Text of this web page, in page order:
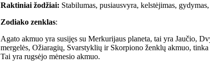
Raktiniai žodžiai: Stabilumas, pusiausvyra, kelstėjimas,
Zodiako zenklas:
Agato akmuo yra susijęs su Merkurijaus planeta, tai yra Jaučio,
mergelės, Ožiaragių, Svarstyklių ir Skorpiono ženklų akmuo,
Tai yra rugsėjo mėnesio akmuo.